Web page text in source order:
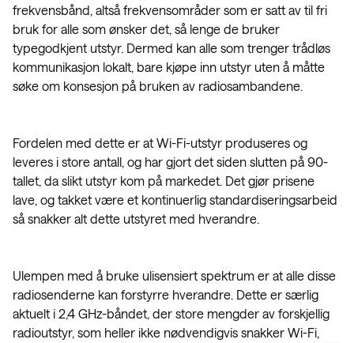
frekvensbånd, altså frekvensområder som er satt av til fri
bruk for alle som ønsker det, så lenge de bruker
typegodkjent utstyr. Dermed kan alle som trenger trådløs
kommunikasjon lokalt, bare kjøpe inn utstyr uten å måtte
søke om konsesjon på bruken av radiosambandene.
Fordelen med dette er at Wi-Fi-utstyr produseres og
leveres i store antall, og har gjort det siden slutten på 90-
tallet, da slikt utstyr kom på markedet. Det gjør prisene
lave, og takket være et kontinuerlig standardiseringsarbeid
så snakker alt dette utstyret med hverandre.
Ulempen med å bruke ulisensiert spektrum er at alle disse
radiosenderne kan forstyrre hverandre. Dette er særlig
aktuelt i 2,4 GHz-båndet, der store mengder av forskjellig
radioutstyr, som heller ikke nødvendigvis snakker Wi-Fi,